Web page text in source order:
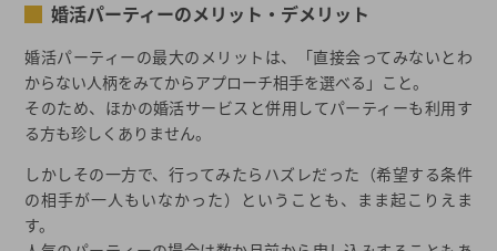
婚活パーティーのメリット・デメリット
婚活パーティーの最大のメリットは、「直接会ってみないとわ
からない人柄をみてからアプローチ相手を選べる」こと。
そのため、ほかの婚活サービスと併用してパーティーも利用す
る方も珍しくありません。
しかしその一方で、行ってみたらハズレだった（希望する条件
の相手が一人もいなかった）ということも、まま起こりえま
す。